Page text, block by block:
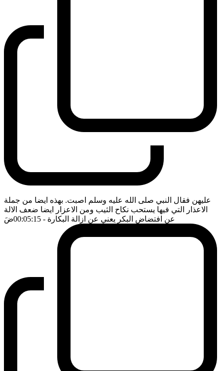
عليهن فقال النبي صلى الله عليه وسلم اصبت. بهذه ايضا من جملة
الاعذار التي فيها يستحب نكاح الثيب ومن الاعزار ايضا ضعف الالة
عن افتضاض البكر يعني عن ازالة البكارة - 00:05:15 ضَ